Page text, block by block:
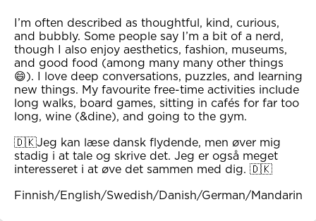
I’m often described as thoughtful, kind, curious,
and bubbly. Some people say I’m a bit of a nerd,
though I also enjoy aesthetics, fashion, museums,
and good food (among many many other things
😄). I love deep conversations, puzzles, and learning
new things. My favourite free-time activities include
long walks, board games, sitting in cafés for far too
long, wine (&dine), and going to the gym.
🇩🇰Jeg kan læse dansk flydende, men øver mig
stadig i at tale og skrive det. Jeg er også meget
interesseret i at øve det sammen med dig. 🇩🇰
Finnish/English/Swedish/Danish/German/Mandarin